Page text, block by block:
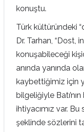
konuştu.
Türk kültüründeki
Dr. Tarhan, “Dost,
konuşabileceği
anında yanında
kaybettiğimiz için
bilgeliğiyle
ihtiyacımız var.
şeklinde sözlerini